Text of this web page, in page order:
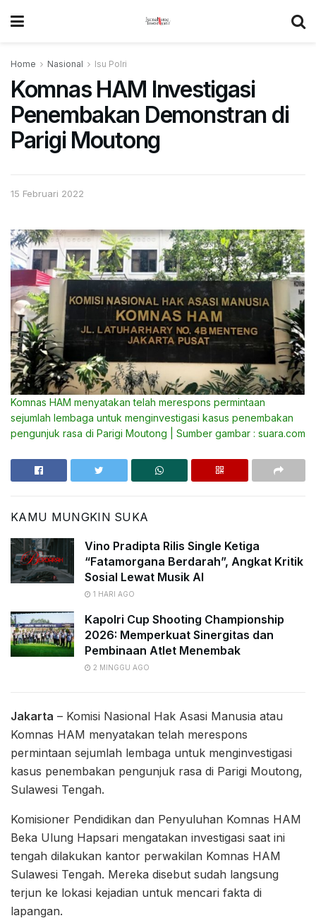
Home Nasional Isu Polri
Komnas HAM Investigasi
Penembakan Demonstran di
Parigi Moutong
15 Februari 2022
Komnas HAM menyatakan telah merespons permintaan
sejumlah lembaga untuk menginvestigasi kasus penembakan
pengunjuk rasa di Parigi Moutong | Sumber gambar : suara.com
KAMU MUNGKIN SUKA
Vino Pradipta Rilis Single Ketiga
“Fatamorgana Berdarah”, Angkat Kritik
Sosial Lewat Musik AI
1 HARI AGO
Kapolri Cup Shooting Championship
2026: Memperkuat Sinergitas dan
Pembinaan Atlet Menembak
2 MINGGU AGO
Jakarta – Komisi Nasional Hak Asasi Manusia atau
Komnas HAM menyatakan telah merespons
permintaan sejumlah lembaga untuk menginvestigasi
kasus penembakan pengunjuk rasa di Parigi Moutong,
Sulawesi Tengah.
Komisioner Pendidikan dan Penyuluhan Komnas HAM
Beka Ulung Hapsari mengatakan investigasi saat ini
tengah dilakukan kantor perwakilan Komnas HAM
Sulawesi Tengah. Mereka disebut sudah langsung
terjun ke lokasi kejadian untuk mencari fakta di
lapangan.